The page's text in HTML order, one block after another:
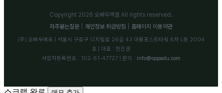
Copyright 2026 오빠두엑셀 All rights reserved.
자주묻는질문
개인정보 취급방침 홈페이지 이용약관
(주) 오빠두에듀 | 서울시 구로구 디지털로 26길 43 대륭포스트타워 8차 L동 2004
호 | 대표 : 전진권
사업자등록번호 : 102-81-47727 | 문의 : info@oppadu.com